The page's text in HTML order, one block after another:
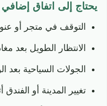
يحتاج إلى اتفاق إضافي
التوقف في متجر أو
الانتظار الطويل بعد
الجولات السياحية بعد
تغيير المدينة أو الفندق